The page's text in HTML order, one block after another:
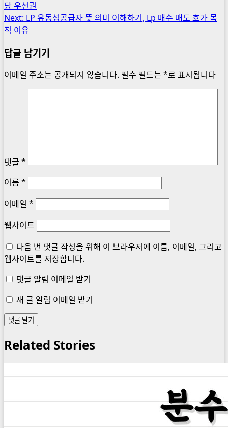
navigation
당 우선권
Next: LP 유동성공급자 뜻 의미 이해하기, Lp 매수 매도 호가 목
적 이유
답글 남기기
이메일 주소는 공개되지 않습니다. 필수 필드는 *로 표시됩니다
댓글 *
이름 *
이메일 *
웹사이트
다음 번 댓글 작성을 위해 이 브라우저에 이름, 이메일, 그리고
웹사이트를 저장합니다.
댓글 알림 이메일 받기
새 글 알림 이메일 받기
Related Stories